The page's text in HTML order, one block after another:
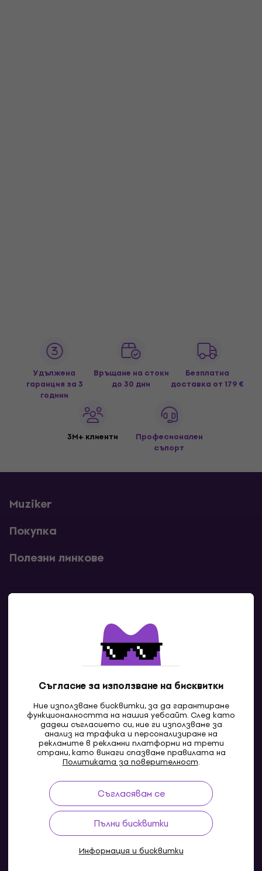
Съгласие за използване на бисквитки
Ние използваме бисквитки, за да гарантираме
функционалността на нашия уебсайт. След като
дадеш съгласието си, ние ги използваме за
анализ на трафика и персонализиране на
рекламите в рекламни платформи на трети
страни, като винаги спазваме правилата на
Политиката за поверителност.
Съгласявам се
Пълни бисквитки
Информация и бисквитки
Удължена
гаранция за 3
години
Връщане на стоки
до 30 дни
Безплатна
доставка от 179 €
3M+ клиенти
Професионален
съпорт
Muziker
Покупка
Полезни линкове
Свържи се с нас
BG
Pazaruvaj - Надежден помощник за покупки